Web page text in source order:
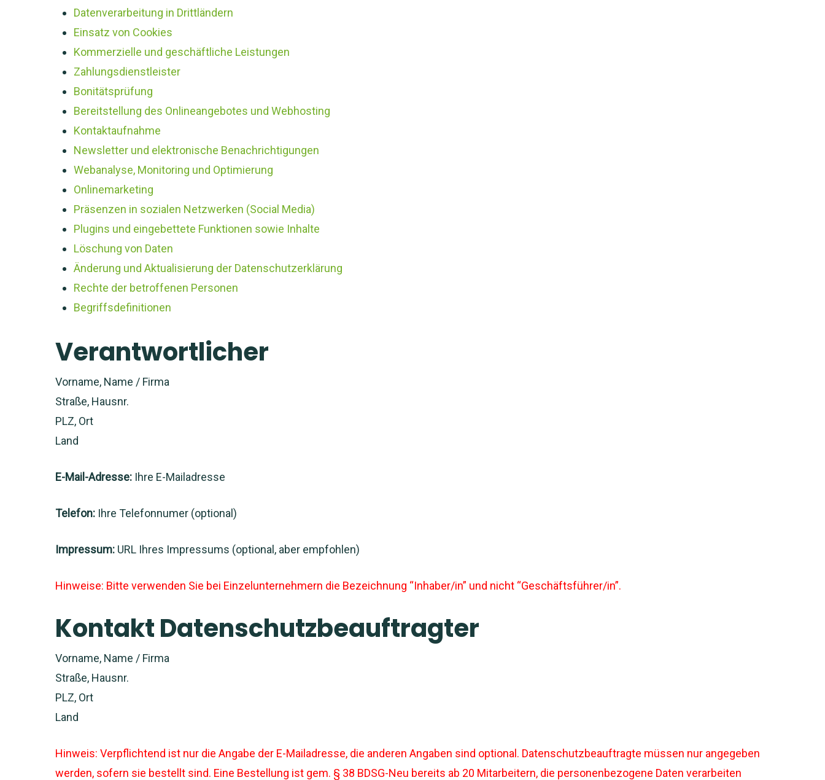
Datenverarbeitung in Drittländern
Einsatz von Cookies
Kommerzielle und geschäftliche Leistungen
Zahlungsdienstleister
Bonitätsprüfung
Bereitstellung des Onlineangebotes und Webhosting
Kontaktaufnahme
Newsletter und elektronische Benachrichtigungen
Webanalyse, Monitoring und Optimierung
Onlinemarketing
Präsenzen in sozialen Netzwerken (Social Media)
Plugins und eingebettete Funktionen sowie Inhalte
Löschung von Daten
Änderung und Aktualisierung der Datenschutzerklärung
Rechte der betroffenen Personen
Begriffsdefinitionen
Verantwortlicher
Vorname, Name / Firma
Straße, Hausnr.
PLZ, Ort
Land
E-Mail-Adresse: Ihre E-Mailadresse
Telefon: Ihre Telefonnumer (optional)
Impressum: URL Ihres Impressums (optional, aber empfohlen)
Hinweise: Bitte verwenden Sie bei Einzelunternehmern die Bezeichnung “Inhaber/in” und nicht “Geschäftsführer/in”.
Kontakt Datenschutzbeauftragter
Vorname, Name / Firma
Straße, Hausnr.
PLZ, Ort
Land
Hinweis: Verpflichtend ist nur die Angabe der E-Mailadresse, die anderen Angaben sind optional. Datenschutzbeauftragte müssen nur angegeben
werden, sofern sie bestellt sind. Eine Bestellung ist gem. § 38 BDSG-Neu bereits ab 20 Mitarbeitern, die personenbezogene Daten verarbeiten